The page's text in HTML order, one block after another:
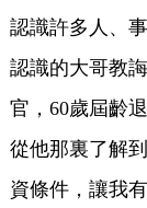
認識許多人、
認識的大哥教
官，60歲屆齡
從他那裏了解
資條件，讓我